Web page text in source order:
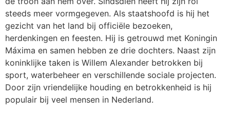
steeds meer vormgegeven. Als staatshoofd is hij het
gezicht van het land bij officiële bezoeken,
herdenkingen en feesten. Hij is getrouwd met Koningin
Máxima en samen hebben ze drie dochters. Naast zijn
koninklijke taken is Willem Alexander betrokken bij
sport, waterbeheer en verschillende sociale projecten.
Door zijn vriendelijke houding en betrokkenheid is hij
populair bij veel mensen in Nederland.